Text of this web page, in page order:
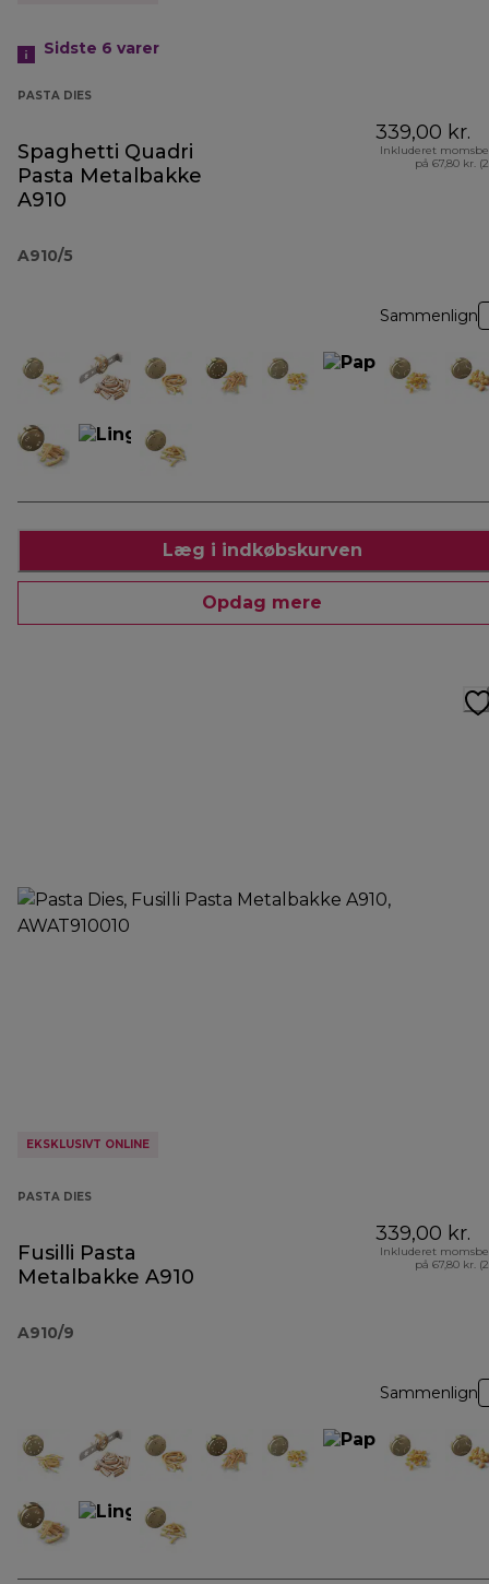
Sidste 6 varer
PASTA DIES
Spaghetti Quadri
Pasta Metalbakke
A910
A910/5
339,00 kr.
Inkluderet
på 67,80 kr.
Sammenlign
Læg i indkøbskurven
Opdag mere
EKSKLUSIVT ONLINE
PASTA DIES
Fusilli Pasta
Metalbakke A910
A910/9
339,00 kr.
Inkluderet
på 67,80 kr.
Sammenlign